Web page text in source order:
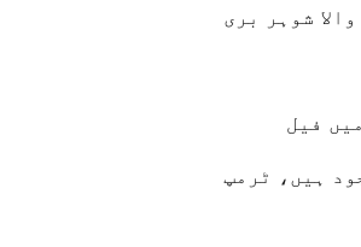
شوہر بری
ہیں، ٹرمپ